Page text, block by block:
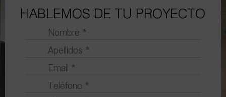
HABLEMOS DE TU PROYECTO